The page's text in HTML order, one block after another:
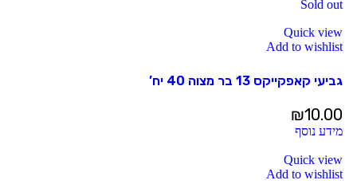
Sold out
Quick view
Add to wishlist
גביעי קאפקייקס 13 בר מצוה 40 יח’
₪10.00
מידע נוסף
Quick view
Add to wishlist